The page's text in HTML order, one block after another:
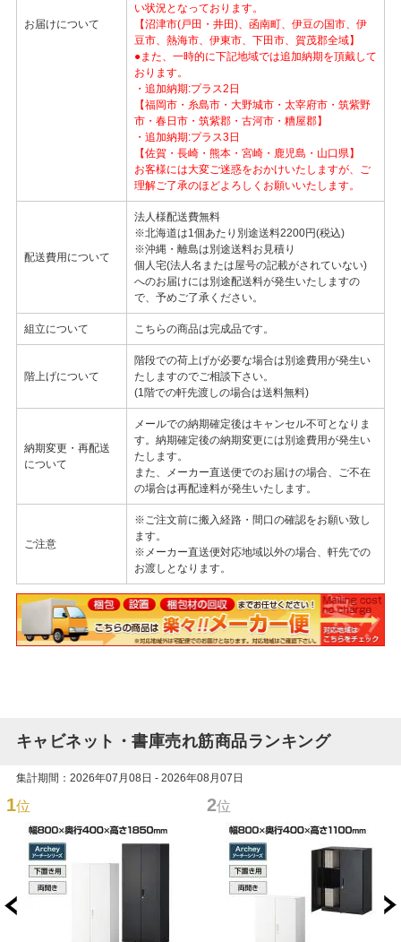
お届けについて
い状況となっております。
【沼津市(戸田・井田)、函南町、伊豆の国市、伊
豆市、熱海市、伊東市、下田市、賀茂郡全域】
●また、一時的に下記地域では追加納期を頂戴して
おります。
・追加納期:プラス2日
【福岡市・糸島市・大野城市・太宰府市・筑紫野
市・春日市・筑紫郡・古河市・糟屋郡】
・追加納期:プラス3日
【佐賀・長崎・熊本・宮崎・鹿児島・山口県】
お客様には大変ご迷惑をおかけいたしますが、ご
理解ご了承のほどよろしくお願いいたします。
配送費用について
法人様配送費無料
※北海道は1個あたり別途送料2200円(税込)
※沖縄・離島は別途送料お見積り
個人宅(法人名または屋号の記載がされていない)
へのお届けには別途配送料が発生いたしますの
で、予めご了承ください。
組立について こちらの商品は完成品です。
階上げについて
階段での荷上げが必要な場合は別途費用が発生い
たしますのでご相談下さい。
(1階での軒先渡しの場合は送料無料)
納期変更・再配送
について
メールでの納期確定後はキャンセル不可となりま
す。納期確定後の納期変更には別途費用が発生い
たします。
また、メーカー直送便でのお届けの場合、ご不在
の場合は再配達料が発生いたします。
ご注意
※ご注文前に搬入経路・間口の確認をお願い致し
ます。
※メーカー直送便対応地域以外の場合、軒先での
お渡しとなります。
キャビネット・書庫売れ筋商品ランキング
集計期間：2026年07月08日 - 2026年08月07日
1位 2位